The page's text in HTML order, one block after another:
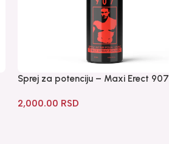
Sprej za potenciju – Maxi Erect 907
2,000.00 RSD